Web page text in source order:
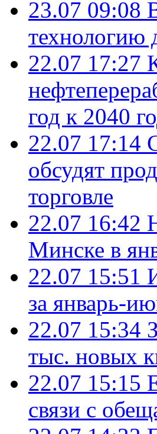
23.07 09:08
технологию
22.07 17:27
год к 2040
22.07 17:14
обсудят
торговле
22.07 16:42
Минске в
22.07 15:51
за январь-
22.07 15:34
тыс. новых
22.07 15:15
связи с